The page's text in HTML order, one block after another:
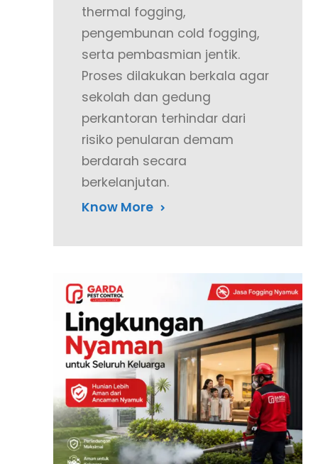
thermal fogging,
pengembunan cold fogging,
serta pembasmian jentik.
Proses dilakukan berkala agar
sekolah dan gedung
perkantoran terhindar dari
risiko penularan demam
berdarah secara
berkelanjutan.
Know More